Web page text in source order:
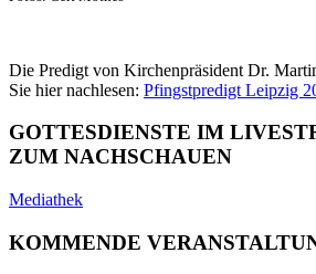
Die Predigt von Kirchenpräsident Dr.
Sie hier nachlesen: Pfingstpredigt Leipzig
GOTTESDIENSTE IM
ZUM NACHSCHAUEN
Mediathek
KOMMENDE